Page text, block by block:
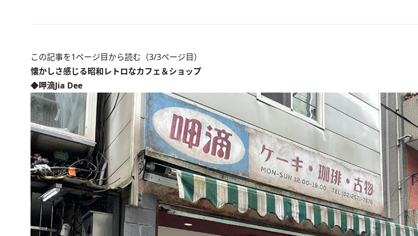
この記事を1ページ目から読む（3/3ページ目）
懐かしさ感じる昭和レトロなカフェ＆ショップ
◆呷滴Jia Dee